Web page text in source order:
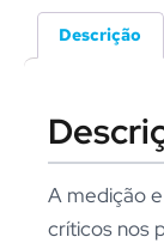
Descrição
A medição
críticos nos